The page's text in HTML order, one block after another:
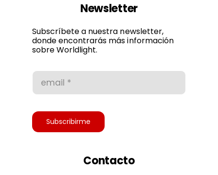
Política de privacidad
Accesibilidad
Newsletter
Subscríbete a nuestra newsletter,
donde encontrarás más información
sobre Worldlight.
Subscribirme
Contacto